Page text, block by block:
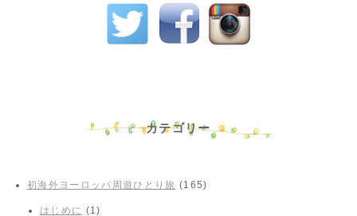
カテゴリー
初海外ヨーロッパ周遊ひとり旅 (165)
はじめに (1)